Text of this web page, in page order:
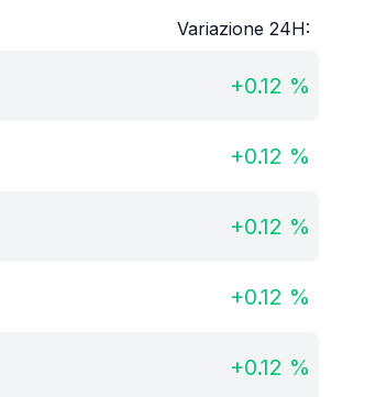
Variazione 24H:
+0.12 %
+0.12 %
+0.12 %
+0.12 %
+0.12 %